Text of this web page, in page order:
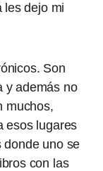
les dejo mi
Son
y además no
muchos,
esos lugares
donde uno se
con las